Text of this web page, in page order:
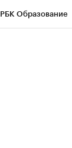
РБК Образование